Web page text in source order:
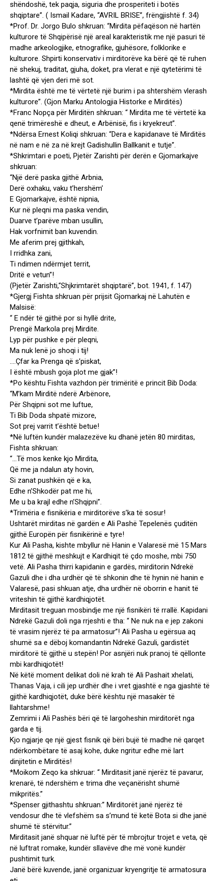
shëndoshë, tek paqja, siguria dhe prosperiteti i botës
shqiptare”. ( Ismail Kadare, “AVRIL BRISE”, frëngjishtë f. 34)
*Prof. Dr. Jorgo Bulo shkruan: “Mirdita pëfaqëson në hartën
kulturore të Shqipërisë një areal karakteristik me një pasuri të
madhe arkeologjike, etnografike, gjuhësore, folklorike e
kulturore. Shpirti konservativ i mirditorëve ka bërë që të ruhen
në shekuj, traditat, gjuha, doket, pra vlerat e një qytetërimi të
lashtë që vjen deri më sot.
*Mirdita është me të vërtetë një burim i pa shtershëm vlerash
kulturore”. (Gjon Marku Antologjia Historke e Mirditës)
*Franc Nopça për Mirditën shkruan: “ Mirdita me të vërtetë ka
qenë trimëreshë e dheut, e Arbënisë, fis i kryekreut”.
*Ndërsa Ernest Koliqi shkruan: “Dera e kapidanave të Mirditës
në nam e në za në krejt Gadishullin Ballkanit e tutje”.
*Shkrimtari e poeti, Pjetër Zarishti për derën e Gjomarkajve
shkruan:
“Një derë paska gjithë Arbnia,
Derë oxhaku, vaku t’hershëm’
E Gjomarkajve, është nipnia,
Kur në pleqni ma paska vendin,
Duarve t’parëve mban usullin,
Hak vorfnimit ban kuvendin.
Me aferim prej gjithkah,
I rridhka zani,
Ti ndimen ndërmjet territ,
Dritë e vetun”!
(Pjetër Zarishti,“Shjkrimtarët shqiptarë”, bot. 1941, f. 147)
*Gjergj Fishta shkruan për prijsit Gjomarkaj në Lahutën e
Malsisë:
“ E ndër të gjithë por si hyllë drite,
Prengë Markola prej Mirdite.
Lyp për pushke e për pleqni,
Ma nuk lenë jo shoqi i tij!
….Çfar ka Prenga që s’piskat,
I është mbush goja plot me gjak”!
*Po kështu Fishta vazhdon për trimëritë e princit Bib Doda:
“M’kam Mirditë nderë Arbënore,
Për Shqipni sot me luftue,
Ti Bib Doda shpatë mizore,
Sot prej varrit t’është betue!
*Në luftën kundër malazezëve ku dhanë jetën 80 mirditas,
Fishta shkruan:
“…Të mos kenke kjo Mirdita,
Që me ja ndalun aty hovin,
Si zanat pushkën që e ka,
Edhe n’Shkodër pat me hi,
Me u ba krajl edhe n’Shqipni”.
*Trimëria e fisnikëria e mirditorëve s’ka të sosur!
Ushtarët mirditas në gardën e Ali Pashë Tepelenës çuditën
gjithë Europën për fisnikërinë e tyre!
Kur Ali Pasha, kishte mbyllur në Hanin e Valaresë më 15 Mars
1812 të gjithë meshkujt e Kardhiqit të çdo moshe, mbi 750
vetë. Ali Pasha thirri kapidanin e gardës, mirditorin Ndrekë
Gazuli dhe i dha urdhër që të shkonin dhe të hynin në hanin e
Valaresë, pasi shkuan atje, dha urdhër në oborrin e hanit të
vriteshin të gjithë kardhiqjotët.
Mirditasit treguan mosbindje me një fisnikëri të rrallë. Kapidani
Ndrekë Gazuli doli nga rrjeshti e tha: “ Ne nuk na e jep zakoni
të vrasim njerëz të pa armatosur”! Ali Pasha u egërsua aq
shumë sa e dëboj komandantin Ndrekë Gazuli, gardistët
mirditorë të gjithë u stepën! Por asnjëri nuk pranoj të qëllonte
mbi kardhiqjotët!
Në këtë moment delikat doli në krah të Ali Pashait xhelati,
Thanas Vaja, i cili jep urdhër dhe i vret gjashtë e nga gjashtë të
gjithë kardhiqjotët, duke bërë kështu një masakër të
llahtarshme!
Zemrimi i Ali Pashës bëri që të largoheshin mirditorët nga
garda e tij.
Kjo ngjarje qe një gjest fisnik që bëri bujë të madhe në qarqet
ndërkombëtare të asaj kohe, duke ngritur edhe më lart
dinjitetin e Mirditës!
*Moikom Zeqo ka shkruar: “ Mirditasit janë njerëz të pavarur,
krenarë, të ndershëm e trima dhe veçanërisht shumë
mikpritës.”
*Spenser gjithashtu shkruan:” Mirditorët janë njerëz të
vendosur dhe të vlefshëm sa s’mund të ketë Bota si dhe janë
shumë të stërvitur.”
Mirditasit janë shquar në luftë për të mbrojtur trojet e veta, që
në luftrat romake, kundër sllavëve dhe më vonë kundër
pushtimit turk.
Janë bërë kuvende, janë organizuar kryengritje të armatosura